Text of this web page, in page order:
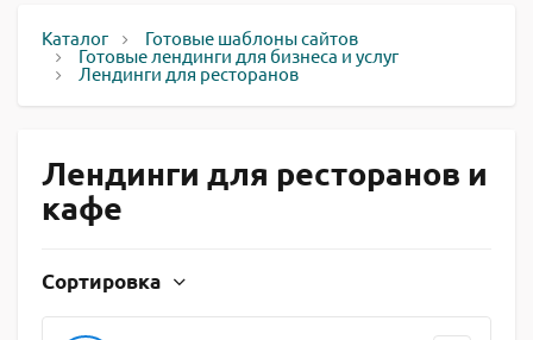
Каталог Готовые шаблоны сайтов
Готовые лендинги для бизнеса и услуг
Лендинги для ресторанов
Лендинги для ресторанов и
кафе
Сортировка